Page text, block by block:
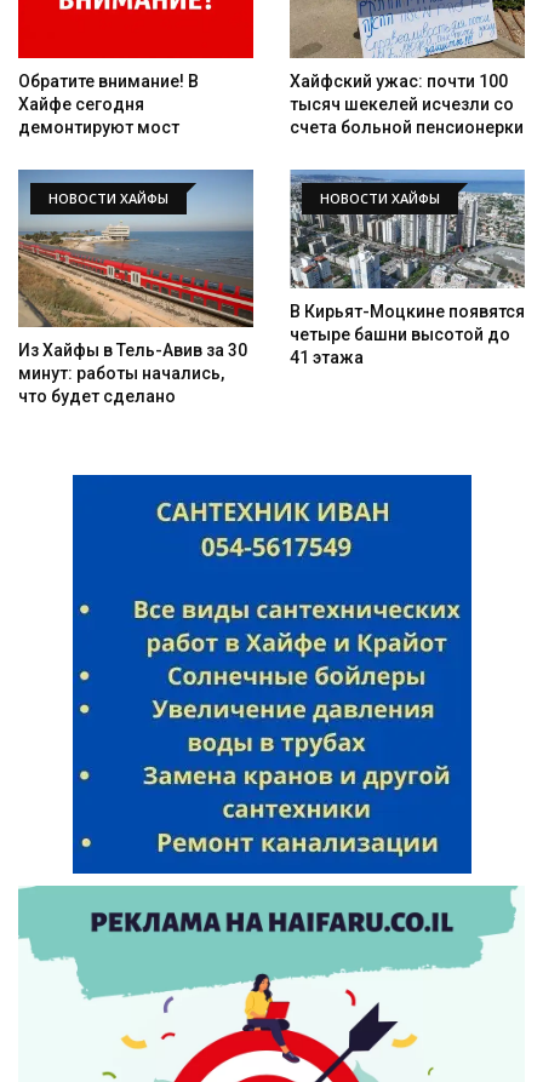
Обратите внимание! В
Хайфе сегодня
демонтируют мост
Хайфский ужас: почти 100
тысяч шекелей исчезли со
счета больной пенсионерки
НОВОСТИ ХАЙФЫ
Из Хайфы в Тель-Авив за 30
минут: работы начались,
что будет сделано
НОВОСТИ ХАЙФЫ
В Кирьят-Моцкине появятся
четыре башни высотой до
41 этажа